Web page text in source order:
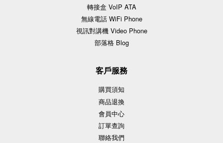
轉接盒 VoIP ATA
無線電話 WiFi Phone
視訊對講機 Video Phone
部落格 Blog
客戶服務
購買須知
商品退換
會員中心
訂單查詢
聯絡我們